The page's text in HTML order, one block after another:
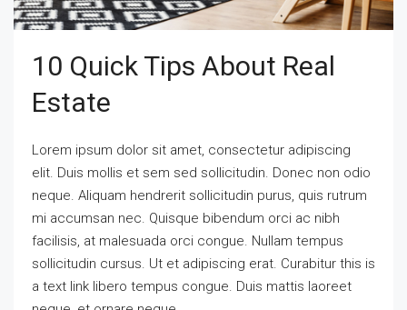
10 Quick Tips About Real
Estate
Lorem ipsum dolor sit amet, consectetur adipiscing
elit. Duis mollis et sem sed sollicitudin. Donec non odio
neque. Aliquam hendrerit sollicitudin purus, quis rutrum
mi accumsan nec. Quisque bibendum orci ac nibh
facilisis, at malesuada orci congue. Nullam tempus
sollicitudin cursus. Ut et adipiscing erat. Curabitur this is
a text link libero tempus congue. Duis mattis laoreet